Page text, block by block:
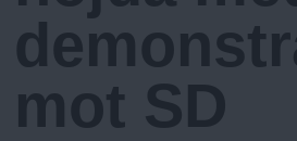
N
u
mot SD